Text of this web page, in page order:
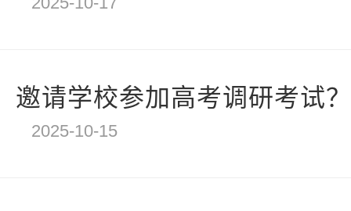
邀请学校参加高考调研考试
2025-10-15